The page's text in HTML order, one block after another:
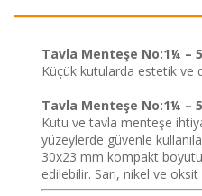
Tavla Menteşe No:1¼ –
Küçük kutularda estetik ve
Tavla Menteşe No:1¼ –
Kutu ve tavla menteşe
yüzeylerde güvenle
30x23 mm kompakt
edilebilir. Sarı, nikel ve